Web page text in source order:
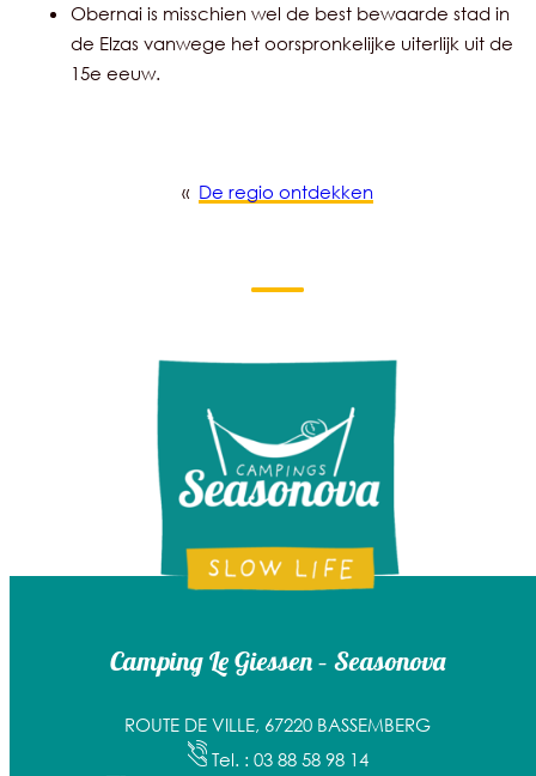
Obernai is misschien wel de best bewaarde stad in
de Elzas vanwege het oorspronkelijke uiterlijk uit de
15e eeuw.
« De regio ontdekken
Camping Le Giessen – Seasonova
ROUTE DE VILLE, 67220 BASSEMBERG
Tel. : 03 88 58 98 14